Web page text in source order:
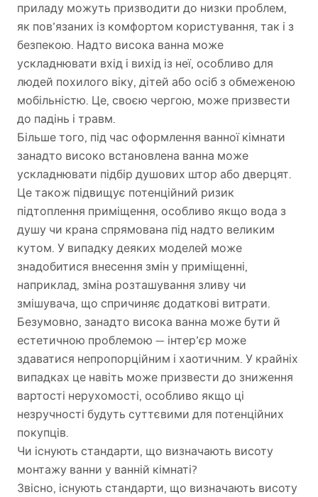
приладу можуть призводити до низки проблем,
як пов’язаних із комфортом користування, так і з
безпекою. Надто висока ванна може
ускладнювати вхід і вихід із неї, особливо для
людей похилого віку, дітей або осіб з обмеженою
мобільністю. Це, своєю чергою, може призвести
до падінь і травм.
Більше того, під час оформлення ванної кімнати
занадто високо встановлена ванна може
ускладнювати підбір душових штор або дверцят.
Це також підвищує потенційний ризик
підтоплення приміщення, особливо якщо вода з
душу чи крана спрямована під надто великим
кутом. У випадку деяких моделей може
знадобитися внесення змін у приміщенні,
наприклад, зміна розташування зливу чи
змішувача, що спричиняє додаткові витрати.
Безумовно, занадто висока ванна може бути й
естетичною проблемою — інтер’єр може
здаватися непропорційним і хаотичним. У крайніх
випадках це навіть може призвести до зниження
вартості нерухомості, особливо якщо ці
незручності будуть суттєвими для потенційних
покупців.
Чи існують стандарти, що визначають висоту
монтажу ванни у ванній кімнаті?
Звісно, існують стандарти, що визначають висоту